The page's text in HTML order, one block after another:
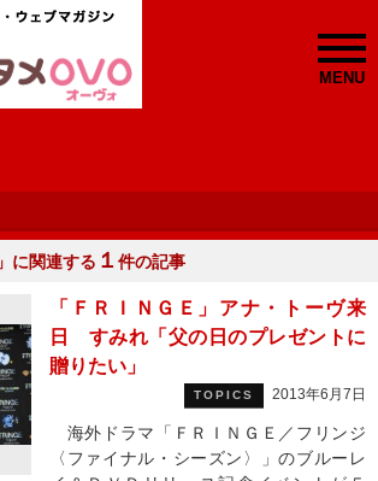
MENU
」に関連する １ 件の記事
「ＦＲＩＮＧＥ」アナ・トーヴ来
日 すみれ「父の日のプレゼントに
贈りたい」
TOPICS 2013年6月7日
海外ドラマ「ＦＲＩＮＧＥ／フリンジ
〈ファイナル・シーズン〉」のブルーレ